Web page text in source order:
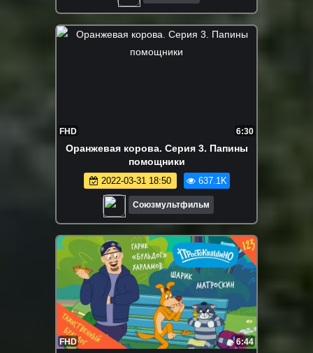
FHD 6:30
Оранжевая корова. Серия 3. Папины
помощники
2022-03-31 18:50 637.1K
Союзмультфильм
FHD 6:44